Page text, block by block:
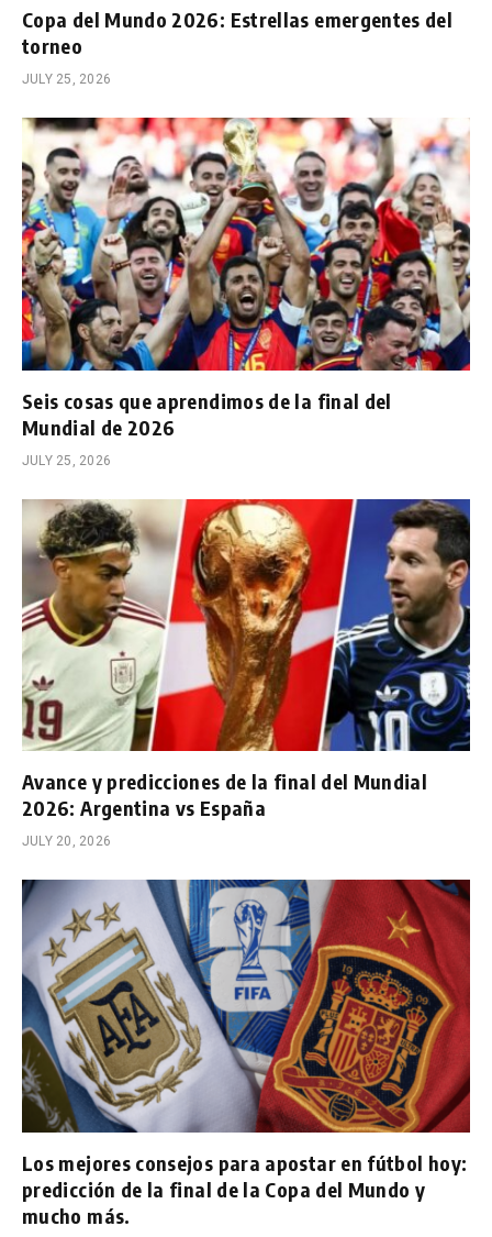
Copa del Mundo 2026: Estrellas emergentes del
torneo
JULY 25, 2026
Seis cosas que aprendimos de la final del
Mundial de 2026
JULY 25, 2026
Avance y predicciones de la final del Mundial
2026: Argentina vs España
JULY 20, 2026
Los mejores consejos para apostar en fútbol hoy:
predicción de la final de la Copa del Mundo y
mucho más.